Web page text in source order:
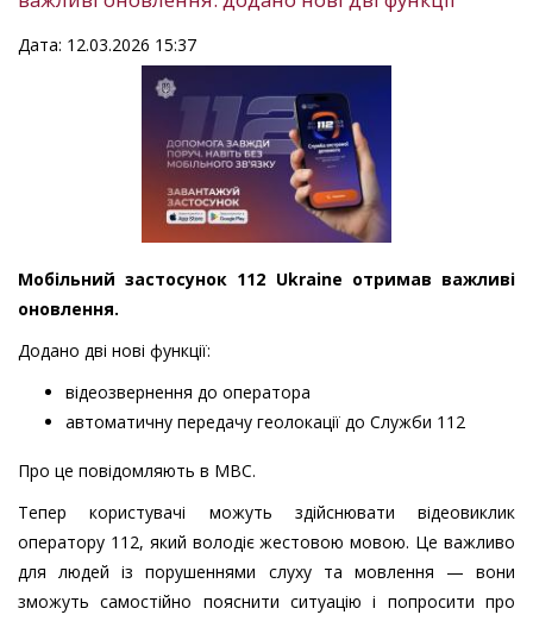
Дата: 12.03.2026 15:37
Мобільний застосунок 112 Ukraine отримав важливі
оновлення.
Додано дві нові функції:
відеозвернення до оператора
автоматичну передачу геолокації до Служби 112
Про це повідомляють в МВС.
Тепер користувачі можуть здійснювати відеовиклик
оператору 112, який володіє жестовою мовою. Це важливо
для людей із порушеннями слуху та мовлення — вони
зможуть самостійно пояснити ситуацію і попросити про